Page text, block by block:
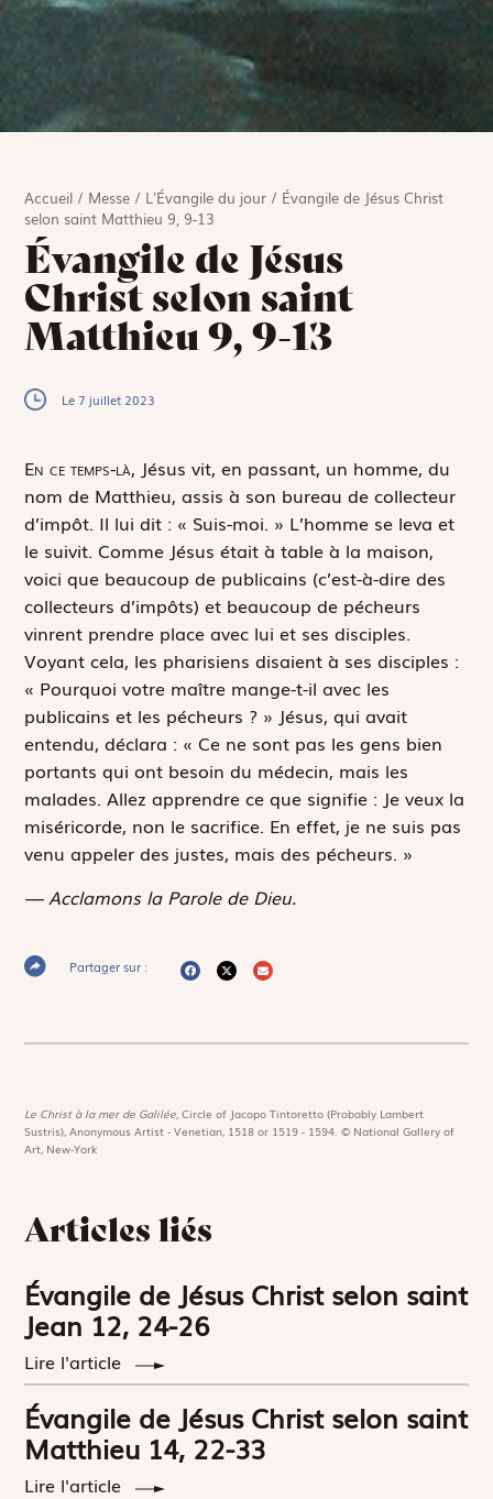
Accueil / Messe / L'Évangile du jour / Évangile de Jésus Christ
selon saint Matthieu 9, 9-13
Évangile de Jésus
Christ selon saint
Matthieu 9, 9-13
Le 7 juillet 2023
En ce temps-là, Jésus vit, en passant, un homme, du
nom de Matthieu, assis à son bureau de collecteur
d’impôt. Il lui dit : « Suis-moi. » L’homme se leva et
le suivit. Comme Jésus était à table à la maison,
voici que beaucoup de publicains (c’est-à-dire des
collecteurs d’impôts) et beaucoup de pécheurs
vinrent prendre place avec lui et ses disciples.
Voyant cela, les pharisiens disaient à ses disciples :
« Pourquoi votre maître mange-t-il avec les
publicains et les pécheurs ? » Jésus, qui avait
entendu, déclara : « Ce ne sont pas les gens bien
portants qui ont besoin du médecin, mais les
malades. Allez apprendre ce que signifie : Je veux la
miséricorde, non le sacrifice. En effet, je ne suis pas
venu appeler des justes, mais des pécheurs. »
— Acclamons la Parole de Dieu.
Partager sur :
Le Christ à la mer de Galilée,Circle of Jacopo Tintoretto (Probably Lambert
Sustris), Anonymous Artist - Venetian, 1518 or 1519 - 1594. © National Gallery of
Art, New-York
Articles liés
Évangile de Jésus Christ selon saint
Jean 12, 24-26
Lire l'article
Évangile de Jésus Christ selon saint
Matthieu 14, 22-33
Lire l'article